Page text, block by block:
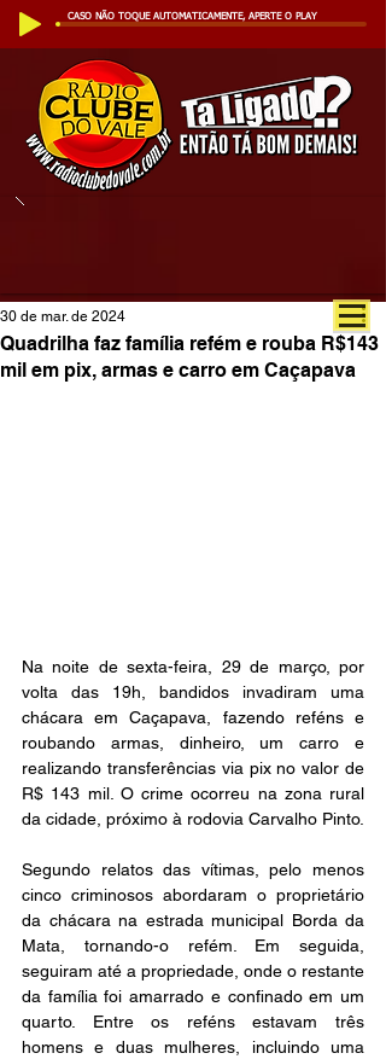
CASO NÃO TOQUE AUTOMATICAMENTE, APERTE O PLAY
Quadrilha faz família refém e rouba R$143
mil em pix, armas e carro em Caçapava
30 de mar. de 2024
Na noite de sexta-feira, 29 de março, por
volta das 19h, bandidos invadiram uma
chácara em Caçapava, fazendo reféns e
roubando armas, dinheiro, um carro e
realizando transferências via pix no valor de
R$ 143 mil. O crime ocorreu na zona rural
da cidade, próximo à rodovia Carvalho Pinto.
Segundo relatos das vítimas, pelo menos
cinco criminosos abordaram o proprietário
da chácara na estrada municipal Borda da
Mata, tornando-o refém. Em seguida,
seguiram até a propriedade, onde o restante
da família foi amarrado e confinado em um
quarto. Entre os reféns estavam três
homens e duas mulheres, incluindo uma